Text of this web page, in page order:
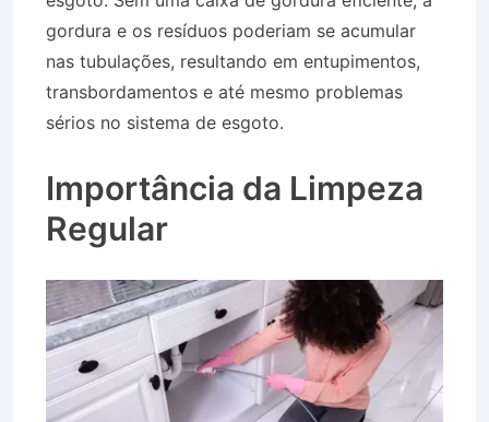
gordura e os resíduos poderiam se acumular
nas tubulações, resultando em entupimentos,
transbordamentos e até mesmo problemas
sérios no sistema de esgoto.
Importância da Limpeza
Regular